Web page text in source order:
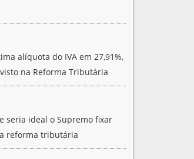
alíquota do IVA em 27,91%,
na Reforma Tributária
seria ideal o Supremo fixar
reforma tributária